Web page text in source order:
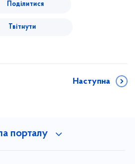
Поділитися
Твітнути
Наступна
порталу